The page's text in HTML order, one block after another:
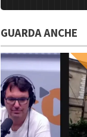
GUARDA ANCHE